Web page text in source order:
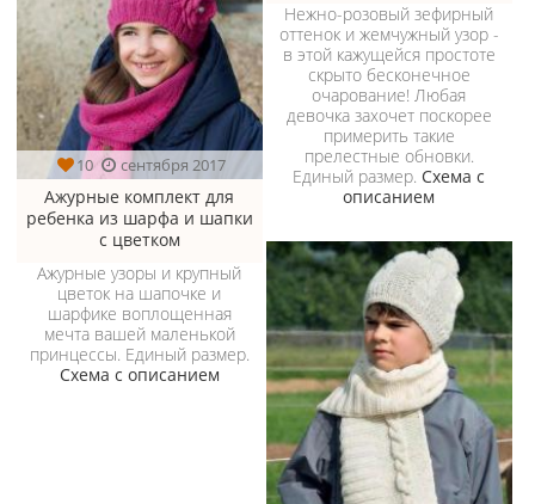
Нежно-розовый зефирный
оттенок и жемчужный узор -
в этой кажущейся простоте
скрыто бесконечное
очарование! Любая
девочка захочет поскорее
примерить такие
прелестные обновки.
Единый размер. Схема с
описанием
10 сентября 2017
Ажурные комплект для
ребенка из шарфа и шапки
с цветком
Ажурные узоры и крупный
цветок на шапочке и
шарфике воплощенная
мечта вашей маленькой
принцессы. Единый размер.
Схема с описанием